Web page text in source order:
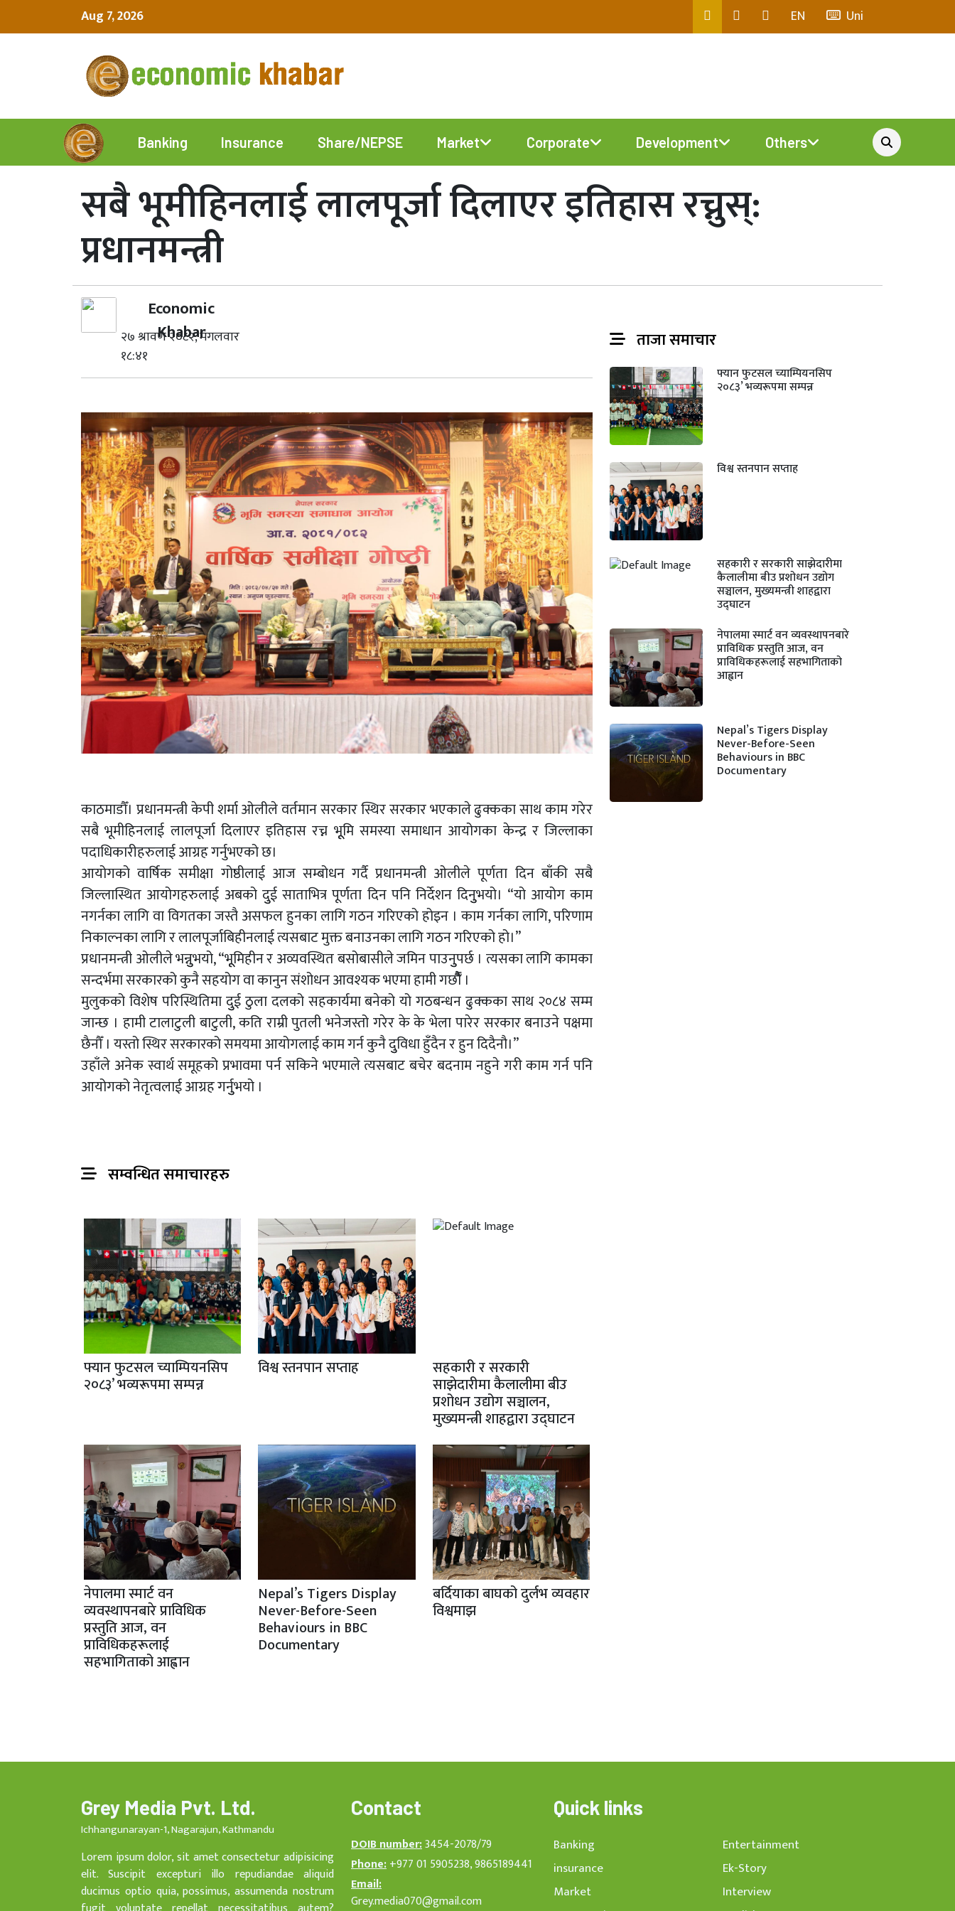
Aug 7, 2026 EN Uni
Banking Insurance Share/NEPSE Market Corporate Development Others
सबै भूमीहिनलाई लालपूर्जा दिलाएर इतिहास रच्नुस्:
प्रधानमन्त्री
Economic
Khabar
२७ श्रावण २०८२, मंगलवार
१८:४१
काठमाडौँ। प्रधानमन्त्री केपी शर्मा ओलीले वर्तमान सरकार स्थिर सरकार भएकाले ढुक्कका साथ काम गरेर
सबै भूमीहिनलाई लालपूर्जा दिलाएर इतिहास रच्न भूूमि समस्या समाधान आयोगका केन्द्र र जिल्लाका
पदाधिकारीहरुलाई आग्रह गर्नुभएको छ।
आयोगको वार्षिक समीक्षा गोष्ठीलाई आज सम्बोधन गर्दै प्रधानमन्त्री ओलीले पूर्णता दिन बाँकी सबै
जिल्लास्थित आयोगहरुलाई अबको दुुई साताभित्र पूर्णता दिन पनि निर्देशन दिनुुभयो। “यो आयोग काम
नगर्नका लागि वा विगतका जस्तै असफल हुनका लागि गठन गरिएको होइन । काम गर्नका लागि, परिणाम
निकाल्नका लागि र लालपूर्जाबिहीनलाई त्यसबाट मुक्त बनाउनका लागि गठन गरिएको हो।’’
प्रधानमन्त्री ओलीले भन्नुुभयो, “भूूमिहीन र अव्यवस्थित बसोबासीले जमिन पाउनुुपर्छ । त्यसका लागि कामका
सन्दर्भमा सरकारको कुनै सहयोग वा कानुन संशोधन आवश्यक भएमा हामी गर्छाैैँ ।
मुलुकको विशेष परिस्थितिमा दुुई ठुला दलको सहकार्यमा बनेको यो गठबन्धन ढुक्कका साथ २०८४ सम्म
जान्छ । हामी टालाटुली बाटुली, कति राम्री पुतली भनेजस्तो गरेर के के भेला पारेर सरकार बनाउने पक्षमा
छैनौँ । यस्तो स्थिर सरकारको समयमा आयोगलाई काम गर्न कुनै दुुविधा हुँदैन र हुन दिदैनाै।’’
उहाँले अनेक स्वार्थ समूहको प्रभावमा पर्न सकिने भएमाले त्यसबाट बचेर बदनाम नहुने गरी काम गर्न पनि
आयोगको नेतृत्वलाई आग्रह गर्नुुभयो ।
सम्वन्धित समाचारहरु
फ्यान फुटसल च्याम्पियनसिप
२०८३’ भव्यरूपमा सम्पन्न
विश्व स्तनपान सप्ताह सहकारी र सरकारी
साझेदारीमा कैलालीमा बीउ
प्रशोधन उद्योग सञ्चालन,
मुख्यमन्त्री शाहद्वारा उद्घाटन
नेपालमा स्मार्ट वन
व्यवस्थापनबारे प्राविधिक
प्रस्तुति आज, वन
प्राविधिकहरूलाई
सहभागिताको आह्वान
Nepal’s Tigers Display
Never-Before-Seen
Behaviours in BBC
Documentary
बर्दियाका बाघको दुर्लभ व्यवहार
विश्वमाझ
ताजा समाचार
फ्यान फुटसल च्याम्पियनसिप
२०८३’ भव्यरूपमा सम्पन्न
विश्व स्तनपान सप्ताह
सहकारी र सरकारी साझेदारीमा
कैलालीमा बीउ प्रशोधन उद्योग
सञ्चालन, मुख्यमन्त्री शाहद्वारा
उद्घाटन
नेपालमा स्मार्ट वन व्यवस्थापनबारे
प्राविधिक प्रस्तुति आज, वन
प्राविधिकहरूलाई सहभागिताको
आह्वान
Nepal’s Tigers Display
Never-Before-Seen
Behaviours in BBC
Documentary
Grey Media Pvt. Ltd.
Ichhangunarayan-1, Nagarajun, Kathmandu
Lorem ipsum dolor, sit amet consectetur adipisicing
elit. Suscipit excepturi illo repudiandae aliquid
ducimus optio quia, possimus, assumenda nostrum
Contact
DOIB number:3454-2078/79
Phone:+977 01 5905238, 9865189441
Email:
Grey.media070@gmail.com
Quick links
Banking
insurance
Market
Entertainment
Ek-Story
Interview